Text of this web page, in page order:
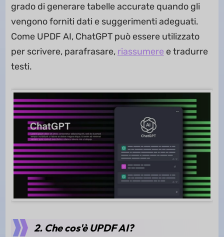
grado di generare tabelle accurate quando gli
vengono forniti dati e suggerimenti adeguati.
Come UPDF AI, ChatGPT può essere utilizzato
per scrivere, parafrasare, riassumere e tradurre
testi.
2. Che cos'è UPDF AI?